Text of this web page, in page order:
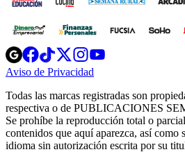
Opens
in
new
Opens
in
new
Opens
in
new
window
Opens
new
windowwindow
Aviso de Privacidad
new
window
Todas las marcas registradas son
respectiva o de PUBLICACIONES
Se prohíbe la reproducción total o
contenidos que aquí aparezca, así como
idioma sin autorización escrita por su